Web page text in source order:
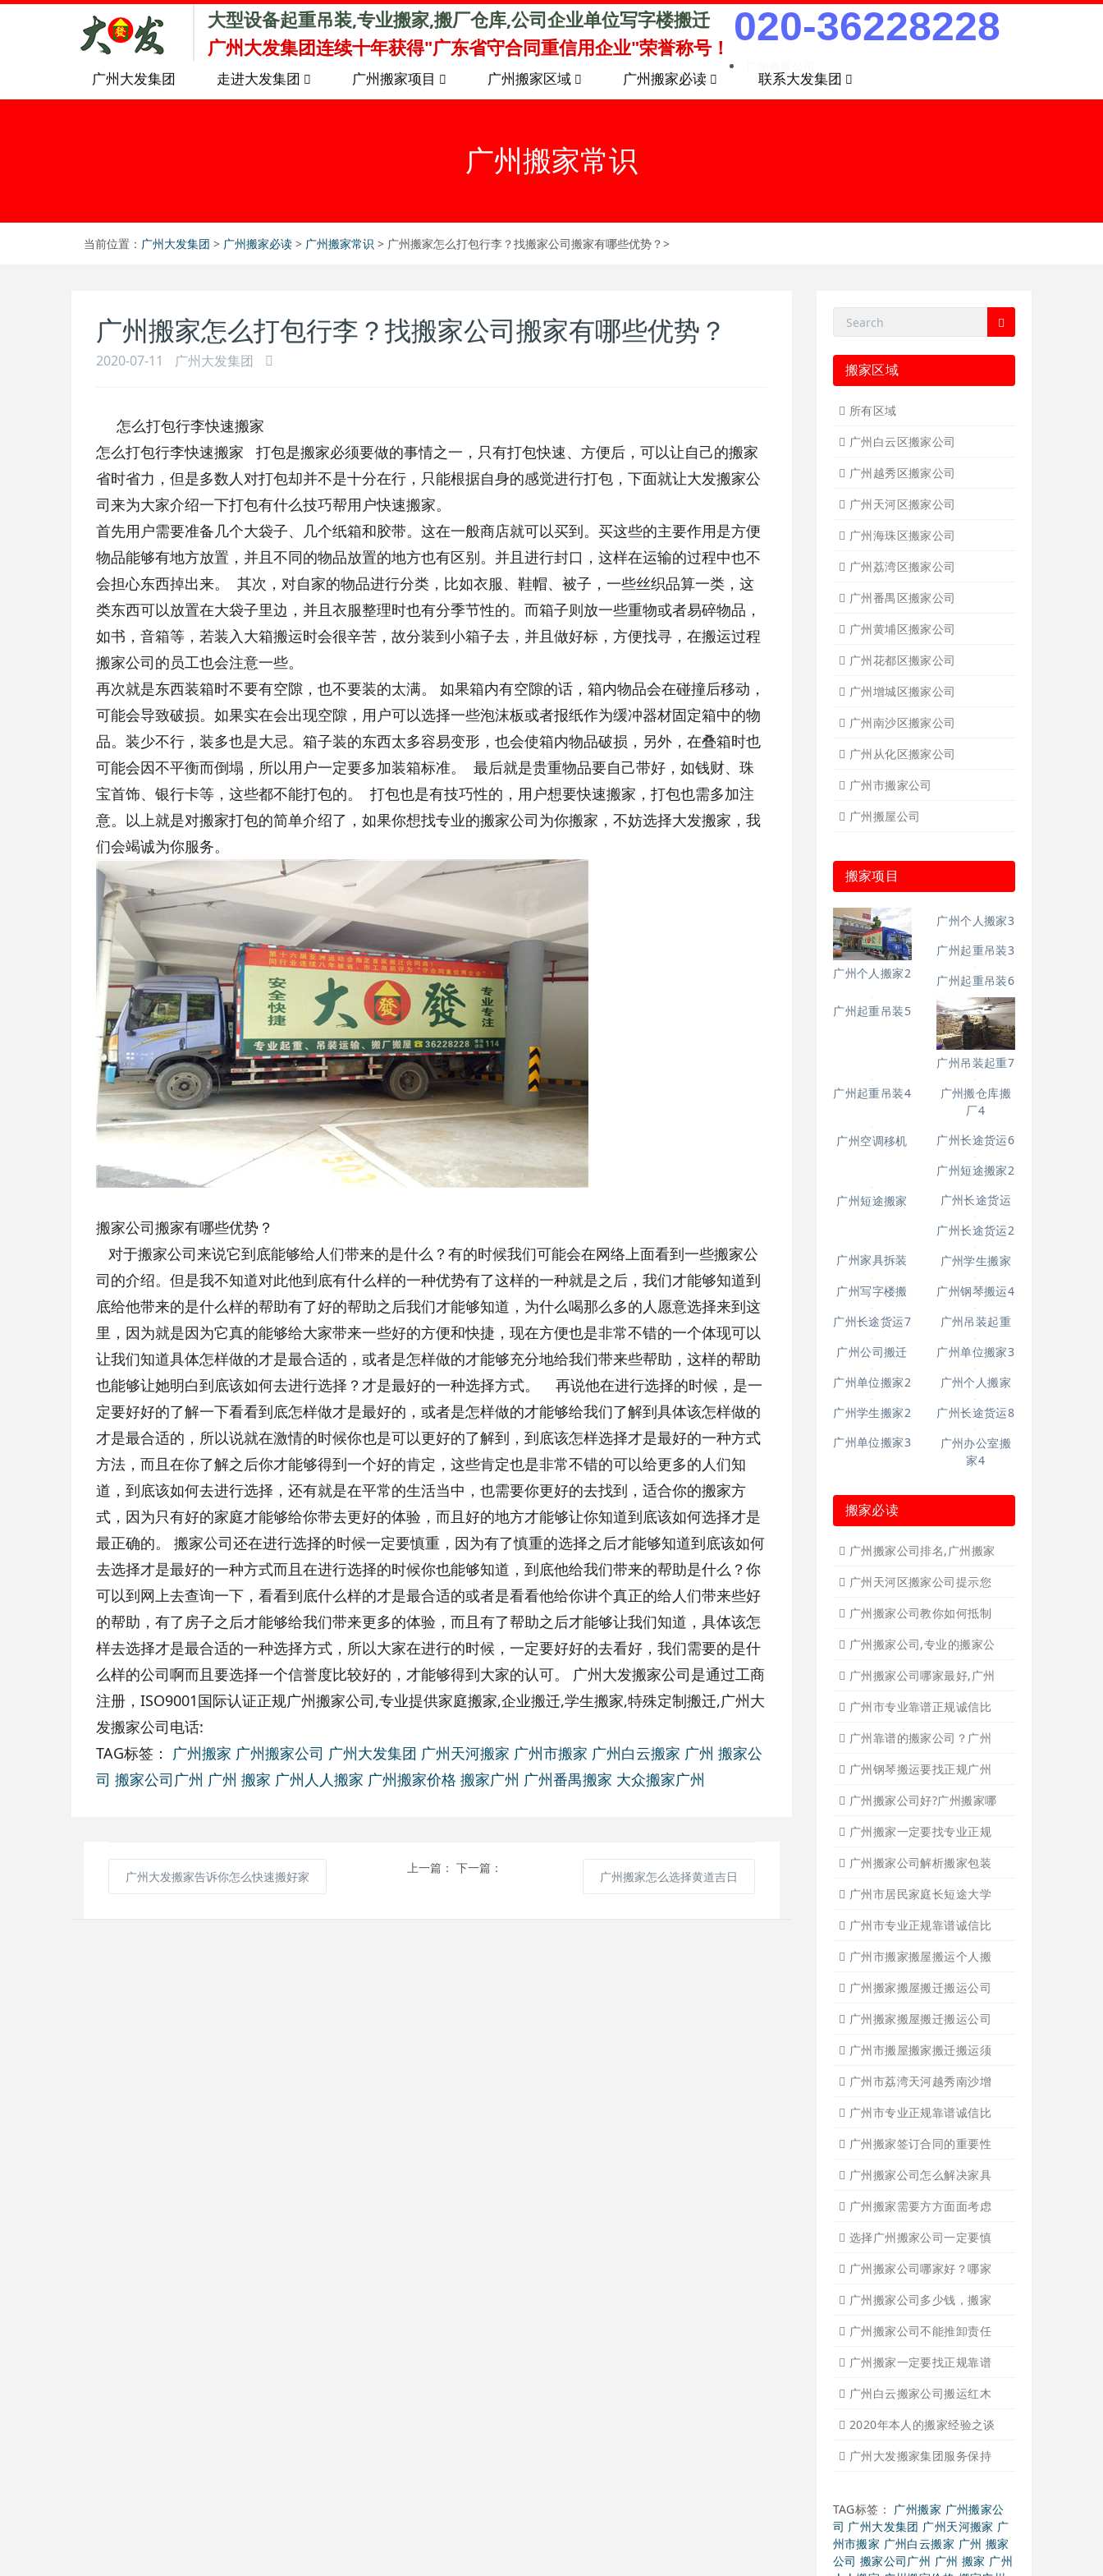
大型设备起重吊装,专业搬家,搬厂仓库,公司企业单位写字楼搬迁
广州大发集团连续十年获得"广东省守合同重信用企业"荣誉称号！ 020-36228228
广州大发集团 走进大发集团 广州搬家项目 广州搬家区域 广州搬家必读 联系大发集团
广州搬家常识
当前位置： 广州大发集团 > 广州搬家必读 > 广州搬家常识 > 广州搬家怎么打包行李？找搬家公司搬家有哪些优势？>
广州搬家怎么打包行李？找搬家公司搬家有哪些优势？
2020-07-11 广州大发集团
怎么打包行李快速搬家
怎么打包行李快速搬家 打包是搬家必须要做的事情之一，只有打包快速、方便后，可以让自己的搬家
省时省力，但是多数人对打包却并不是十分在行，只能根据自身的感觉进行打包，下面就让大发搬家公
司来为大家介绍一下打包有什么技巧帮用户快速搬家。
首先用户需要准备几个大袋子、几个纸箱和胶带。这在一般商店就可以买到。买这些的主要作用是方便
物品能够有地方放置，并且不同的物品放置的地方也有区别。并且进行封口，这样在运输的过程中也不
会担心东西掉出来。 其次，对自家的物品进行分类，比如衣服、鞋帽、被子，一些丝织品算一类，这
类东西可以放置在大袋子里边，并且衣服整理时也有分季节性的。而箱子则放一些重物或者易碎物品，
如书，音箱等，若装入大箱搬运时会很辛苦，故分装到小箱子去，并且做好标，方便找寻，在搬运过程
搬家公司的员工也会注意一些。
再次就是东西装箱时不要有空隙，也不要装的太满。 如果箱内有空隙的话，箱内物品会在碰撞后移动，
可能会导致破损。如果实在会出现空隙，用户可以选择一些泡沫板或者报纸作为缓冲器材固定箱中的物
品。装少不行，装多也是大忌。箱子装的东西太多容易变形，也会使箱内物品破损，另外，在叠箱时也
可能会因不平衡而倒塌，所以用户一定要多加装箱标准。 最后就是贵重物品要自己带好，如钱财、珠
宝首饰、银行卡等，这些都不能打包的。 打包也是有技巧性的，用户想要快速搬家，打包也需多加注
意。以上就是对搬家打包的简单介绍了，如果你想找专业的搬家公司为你搬家，不妨选择大发搬家，我
们会竭诚为你服务。
搬家公司搬家有哪些优势？
对于搬家公司来说它到底能够给人们带来的是什么？有的时候我们可能会在网络上面看到一些搬家公
司的介绍。但是我不知道对此他到底有什么样的一种优势有了这样的一种就是之后，我们才能够知道到
底给他带来的是什么样的帮助有了好的帮助之后我们才能够知道，为什么喝那么多的人愿意选择来到这
里，因为就是因为它真的能够给大家带来一些好的方便和快捷，现在方便也是非常不错的一个体现可以
让我们知道具体怎样做的才是最合适的，或者是怎样做的才能够充分地给我们带来些帮助，这样的帮助
也能够让她明白到底该如何去进行选择？才是最好的一种选择方式。 再说他在进行选择的时候，是一
定要好好的了解一下看看到底怎样做才是最好的，或者是怎样做的才能够给我们了解到具体该怎样做的
才是最合适的，所以说就在激情的时候你也是可以更好的了解到，到底该怎样选择才是最好的一种方式
方法，而且在你了解之后你才能够得到一个好的肯定，这些肯定也是非常不错的可以给更多的人们知
道，到底该如何去进行选择，还有就是在平常的生活当中，也需要你更好的去找到，适合你的搬家方
式，因为只有好的家庭才能够给你带去更好的体验，而且好的地方才能够让你知道到底该如何选择才是
最正确的。 搬家公司还在进行选择的时候一定要慎重，因为有了慎重的选择之后才能够知道到底该如何
去选择才是最好的一种方式而且在进行选择的时候你也能够知道，到底他给我们带来的帮助是什么？你
可以到网上去查询一下，看看到底什么样的才是最合适的或者是看看他给你讲个真正的给人们带来些好
的帮助，有了房子之后才能够给我们带来更多的体验，而且有了帮助之后才能够让我们知道，具体该怎
样去选择才是最合适的一种选择方式，所以大家在进行的时候，一定要好好的去看好，我们需要的是什
么样的公司啊而且要选择一个信誉度比较好的，才能够得到大家的认可。 广州大发搬家公司是通过工商
注册，ISO9001国际认证正规广州搬家公司,专业提供家庭搬家,企业搬迁,学生搬家,特殊定制搬迁,广州大
发搬家公司电话:
TAG标签： 广州搬家 广州搬家公司 广州大发集团 广州天河搬家 广州市搬家 广州白云搬家 广州 搬家公
司 搬家公司广州 广州 搬家 广州人人搬家 广州搬家价格 搬家广州 广州番禺搬家 大众搬家广州
上一篇：
广州大发搬家告诉你怎么快速搬好家
下一篇：
广州搬家怎么选择黄道吉日
搬家区域
所有区域
广州白云区搬家公司
广州越秀区搬家公司
广州天河区搬家公司
广州海珠区搬家公司
广州荔湾区搬家公司
广州番禺区搬家公司
广州黄埔区搬家公司
广州花都区搬家公司
广州增城区搬家公司
广州南沙区搬家公司
广州从化区搬家公司
广州市搬家公司
广州搬屋公司
搬家项目
广州个人搬家2
广州个人搬家3
广州起重吊装3
广州起重吊装5
广州起重吊装4
广州搬仓库搬
厂4
广州空调移机
广州短途搬家2
广州短途搬家
广州长途货运
广州长途货运2
广州家具拆装
广州学生搬家
广州写字楼搬
广州钢琴搬运4
广州长途货运7
广州公司搬迁
广州单位搬家2
广州长途货运8
广州办公室搬
搬家必读
广州搬家公司排名,广州搬家
广州天河区搬家公司提示您
广州搬家公司教你如何抵制
广州搬家公司,专业的搬家公
广州搬家公司哪家最好,广州
广州市专业靠谱正规诚信比
广州靠谱的搬家公司？广州
广州钢琴搬运要找正规广州
广州搬家公司好?广州搬家哪
广州搬家一定要找专业正规
广州搬家公司解析搬家包装
广州市居民家庭长短途大学
广州市专业正规靠谱诚信比
广州市搬家搬屋搬运个人搬
广州搬家搬屋搬迁搬运公司
广州搬家搬屋搬迁搬运公司
广州市搬屋搬家搬迁搬运须
广州市荔湾天河越秀南沙增
广州市专业正规靠谱诚信比
广州搬家签订合同的重要性
广州搬家公司怎么解决家具
广州搬家需要方方面面考虑
选择广州搬家公司一定要慎
广州搬家公司哪家好？哪家
广州搬家公司多少钱，搬家
广州搬家公司不能推卸责任
广州搬家一定要找正规靠谱
2020年本人的搬家经验之谈
广州大发搬家集团服务保持